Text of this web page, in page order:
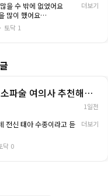
을 수 밖에 없었어요
많이 했어요
받은 뒤 믿을 수 있는 병원
해서 유도분만을 진행하
사를 맞으면서 자궁이 수
법이었습니다
피곤하고 힘들게 느껴졌
진행 상황을 설명해 주고
속 확인해 주셔서 불안감
리통보다 조금 강한 통증
더보기
토닥 1
파술 여의사 추천해주
1일전
전신 태아 수종이라고 듣
.. 소개받은 병원은 서울
더보기
닥 0